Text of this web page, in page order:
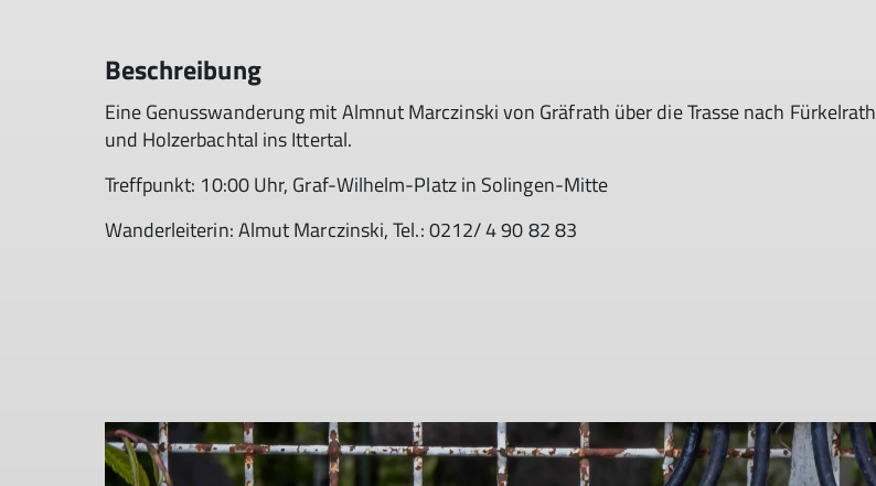
Beschreibung
Eine Genusswanderung mit Almnut Marczinski von Gräfrath über die Trasse nach Fürkelrath
und Holzerbachtal ins Ittertal.
Treffpunkt: 10:00 Uhr, Graf-Wilhelm-Platz in Solingen-Mitte
Wanderleiterin: Almut Marczinski, Tel.: 0212/ 4 90 82 83